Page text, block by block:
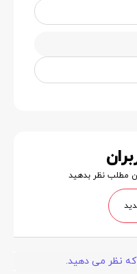
مطلب نظر بدهید
که نظر می دهید.